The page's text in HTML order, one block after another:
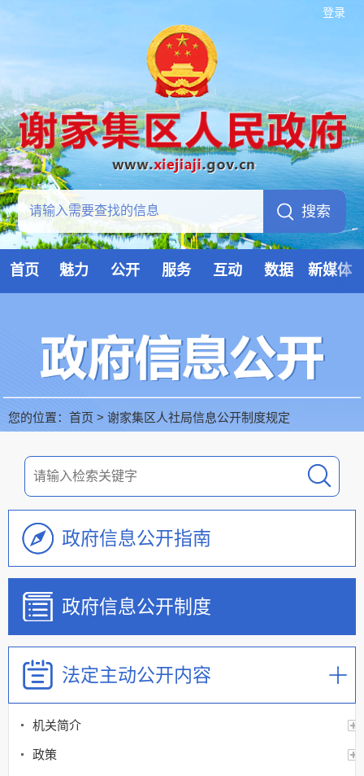
登录
首页 魅力 公开 服务 互动 数据 新媒体
您的位置： 首页 > 谢家集区人社局信息公开制度规定
政府信息公开指南
政府信息公开制度
法定主动公开内容
机关简介
政策